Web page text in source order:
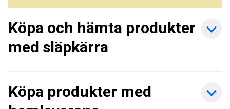
Köpa och hämta produkter
med släpkärra
Köpa produkter med